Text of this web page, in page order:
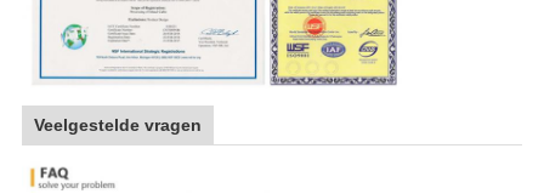
Veelgestelde vragen